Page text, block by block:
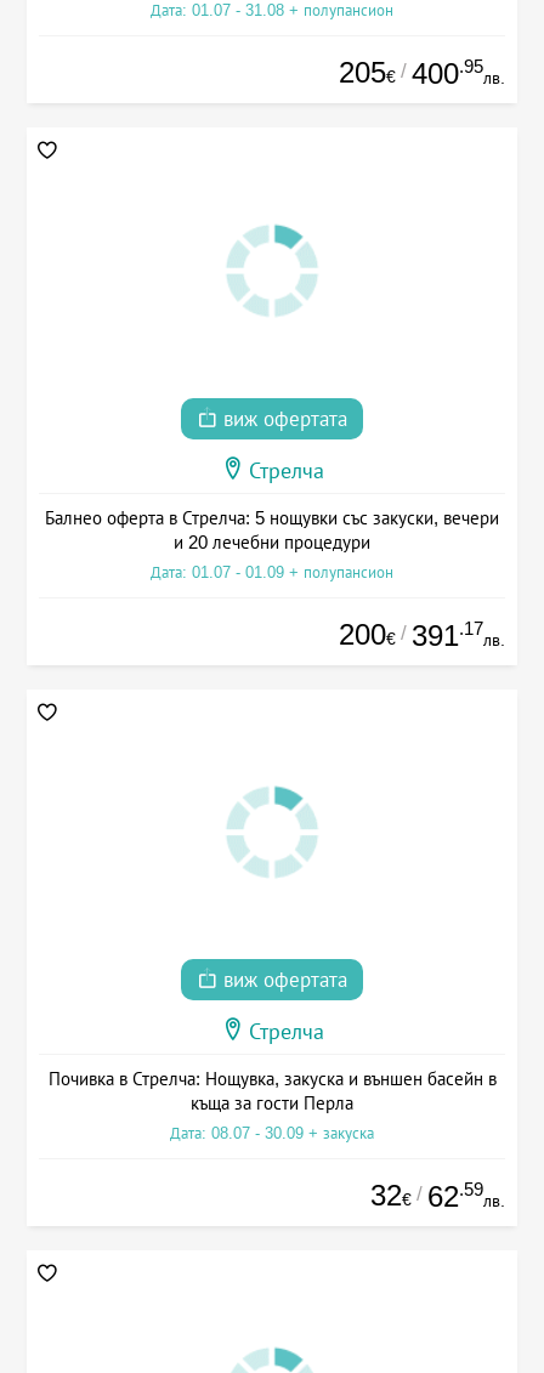
Дата: 01.07 - 31.08 + полупансион
205€ / 400.95
лв.
виж офертата
Стрелча
Балнео оферта в Стрелча: 5 нощувки със закуски, вечери
и 20 лечебни процедури
Дата: 01.07 - 01.09 + полупансион
200€ / 391.17
лв.
виж офертата
Стрелча
Почивка в Стрелча: Нощувка, закуска и външен басейн в
къща за гости Перла
Дата: 08.07 - 30.09 + закуска
32€ / 62.59
лв.